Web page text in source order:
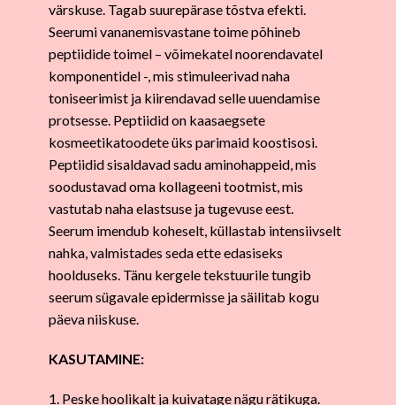
värskuse. Tagab suurepärase tõstva efekti.
Seerumi vananemisvastane toime põhineb
peptiidide toimel – võimekatel noorendavatel
komponentidel -, mis stimuleerivad naha
toniseerimist ja kiirendavad selle uuendamise
protsesse. Peptiidid on kaasaegsete
kosmeetikatoodete üks parimaid koostisosi.
Peptiidid sisaldavad sadu aminohappeid, mis
soodustavad oma kollageeni tootmist, mis
vastutab naha elastsuse ja tugevuse eest.
Seerum imendub koheselt, küllastab intensiivselt
nahka, valmistades seda ette edasiseks
hoolduseks. Tänu kergele tekstuurile tungib
seerum sügavale epidermisse ja säilitab kogu
päeva niiskuse.
KASUTAMINE:
1. Peske hoolikalt ja kuivatage nägu rätikuga.